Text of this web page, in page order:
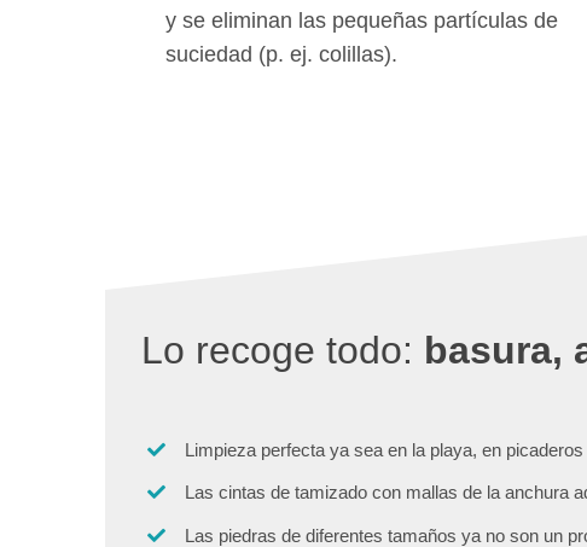
y se eliminan las pequeñas partículas de
suciedad (p. ej. colillas).
Lo recoge todo: basura,
Limpieza perfecta ya sea en la playa, en
Las cintas de tamizado con mallas de la anchura
Las piedras de diferentes tamaños ya no son un